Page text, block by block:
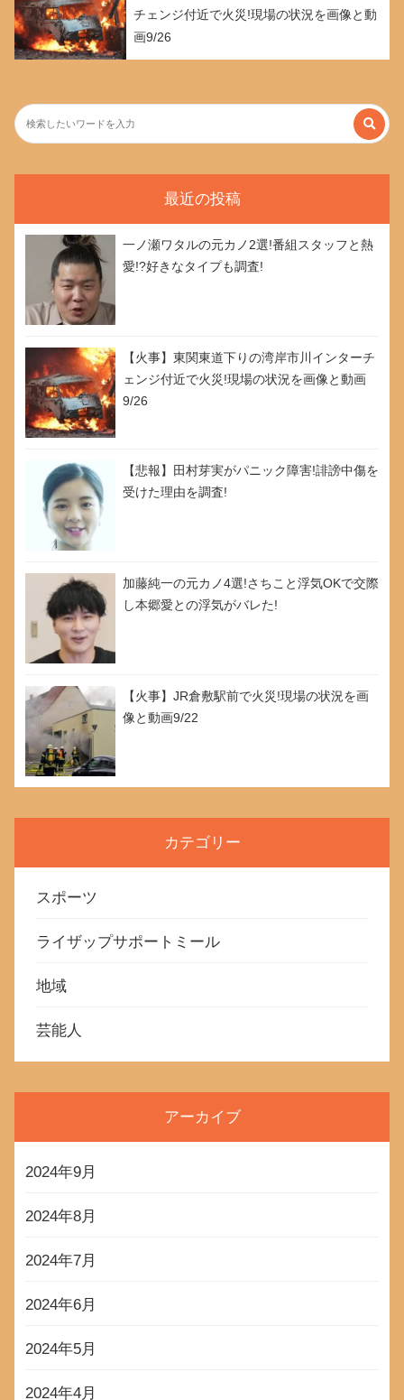
チェンジ付近で火災!現場の状況を画像と動
画9/26
最近の投稿
一ノ瀬ワタルの元カノ2選!番組スタッフと熱
愛!?好きなタイプも調査!
【火事】東関東道下りの湾岸市川インターチ
ェンジ付近で火災!現場の状況を画像と動画
9/26
【悲報】田村芽実がパニック障害!誹謗中傷を
受けた理由を調査!
加藤純一の元カノ4選!さちこと浮気OKで交際
し本郷愛との浮気がバレた!
【火事】JR倉敷駅前で火災!現場の状況を画
像と動画9/22
カテゴリー
スポーツ
ライザップサポートミール
地域
芸能人
アーカイブ
2024年9月
2024年8月
2024年7月
2024年6月
2024年5月
2024年4月